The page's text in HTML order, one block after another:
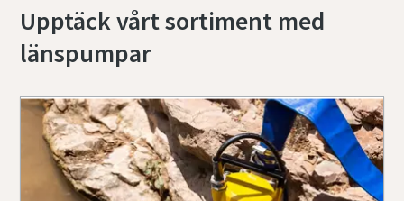
Upptäck vårt sortiment med
länspumpar